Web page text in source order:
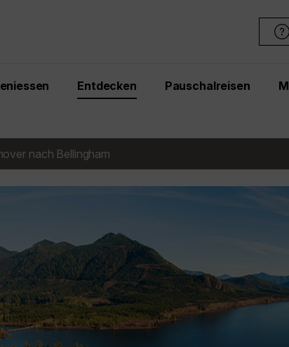
Entdecken Pauschalreisen
nach Bellingham